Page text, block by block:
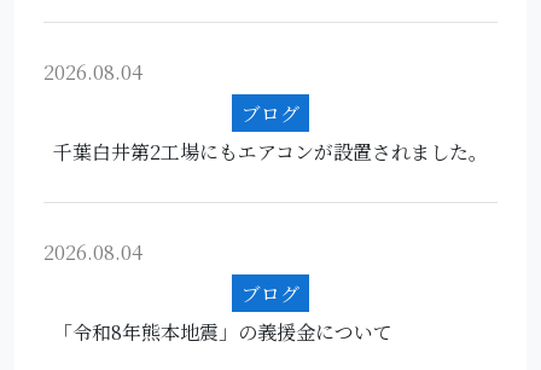
2026.08.04
ブログ
千葉白井第2工場にもエアコンが設置されました。
2026.08.04
ブログ
「令和8年熊本地震」の義援金について